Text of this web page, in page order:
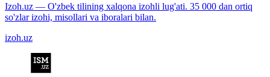
Izoh.uz — O'zbek tilining xalqona izohli lug'ati. 35 000 dan ortiq
so'zlar izohi, misollari va iboralari bilan.
izoh.uz